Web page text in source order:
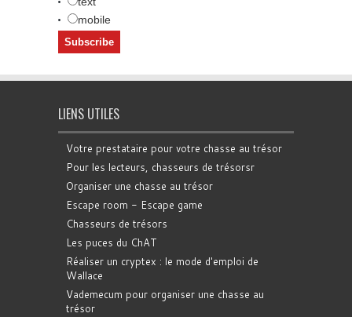
mobile
LIENS UTILES
Votre prestataire pour votre chasse au trésor
Pour les lecteurs, chasseurs de trésorsr
Organiser une chasse au trésor
Escape room - Escape game
Chasseurs de trésors
Les puces du ChAT
Réaliser un cryptex : le mode d'emploi de
Wallace
Vademecum pour organiser une chasse au
trésor